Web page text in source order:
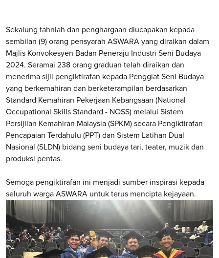
Sekalung tahniah dan penghargaan diucapakan kepada
sembilan (9) orang pensyarah ASWARA yang diraikan dalam
Majlis Konvokesyen Badan Peneraju Industri Seni Budaya
2024. Seramai 238 orang graduan telah diraikan dan
menerima sijil pengiktirafan kepada Penggiat Seni Budaya
yang berkemahiran dan berketerampilan berdasarkan
Standard Kemahiran Pekerjaan Kebangsaan (National
Occupational Skills Standard - NOSS) melalui Sistem
Persijilan Kemahiran Malaysia (SPKM) secara Pengiktirafan
Pencapaian Terdahulu (PPT) dan Sistem Latihan Dual
Nasional (SLDN) bidang seni budaya tari, teater, muzik dan
produksi pentas.
Semoga pengiktirafan ini menjadi sumber inspirasi kepada
seluruh warga ASWARA untuk terus mencipta kejayaan.